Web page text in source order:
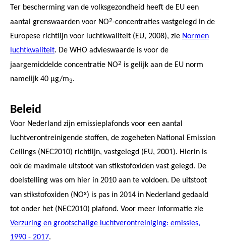
Ter bescherming van de volksgezondheid heeft de EU een
aantal grenswaarden voor NO2-concentraties vastgelegd in de
Europese richtlijn voor luchtkwaliteit (EU, 2008), zie Normen
luchtkwaliteit. De WHO advieswaarde is voor de
jaargemiddelde concentratie NO2 is gelijk aan de EU norm
namelijk 40 µg/m3.
Beleid
Voor Nederland zijn emissieplafonds voor een aantal
luchtverontreinigende stoffen, de zogeheten National Emission
Ceilings (NEC2010) richtlijn, vastgelegd (EU, 2001). Hierin is
ook de maximale uitstoot van stikstofoxiden vast gelegd. De
doelstelling was om hier in 2010 aan te voldoen. De uitstoot
van stikstofoxiden (NOx) is pas in 2014 in Nederland gedaald
tot onder het (NEC2010) plafond. Voor meer informatie zie
Verzuring en grootschalige luchtverontreiniging: emissies,
1990 - 2017.